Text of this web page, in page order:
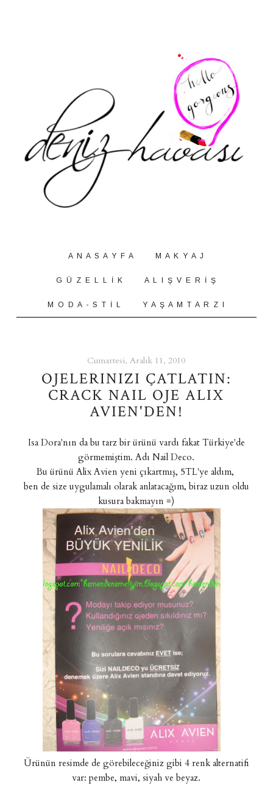
A N A S A Y F A M A K Y A J
G Ü Z E L L İ K A L I Ş V E R İ Ş
M O D A - S T İ L Y A Ş A M T A R Z I
Cumartesi, Aralık 11, 2010
OJELERINIZI ÇATLATIN:
CRACK NAIL OJE ALIX
AVIEN'DEN!
Isa Dora'nın da bu tarz bir ürünü vardı fakat Türkiye'de
görmemiştim. Adı Nail Deco.
Bu ürünü Alix Avien yeni çıkartmış, 5TL'ye aldım,
ben de size uygulamalı olarak anlatacağım, biraz uzun oldu
kusura bakmayın =)
Ürünün resimde de görebileceğiniz gibi 4 renk alternatifi
var: pembe, mavi, siyah ve beyaz.